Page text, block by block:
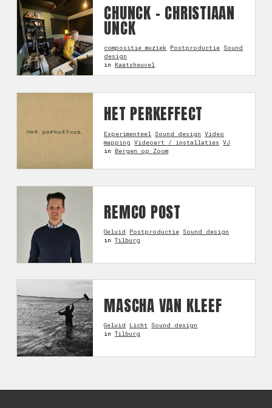
CHUNCK - CHRISTIAAN
UNCK
compositie muziek Postproductie Sound
design
in Kaatsheuvel
HET PERKEFFECT
Experimenteel Sound design Video
mapping Videoart / installaties VJ
in Bergen op Zoom
REMCO POST
Geluid Postproductie Sound design
inTilburg
MASCHA VAN KLEEF
Geluid Licht
Sound design
inTilburg